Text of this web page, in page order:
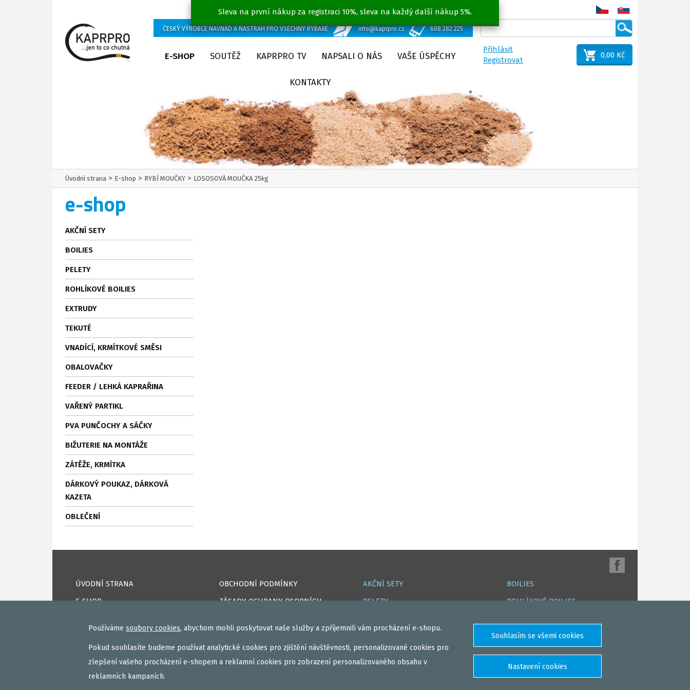
Sleva na první nákup za registraci 10%, sleva na každý další nákup 5%.
ČESKÝ VÝROBCE NÁVNAD A NÁSTRAH PRO VŠECHNY RYBÁŘE info@kaprpro.cz 608 282 225
E-SHOP SOUTĚŽ KAPRPRO TV NAPSALI O NÁS VAŠE ÚSPĚCHY
KONTAKTY
Přihlásit
Registrovat
0,00 Kč
Úvodní strana > E-shop > RYBÍ MOUČKY > LOSOSOVÁ MOUČKA 25kg
e-shop
AKČNÍ SETY
BOILIES
PELETY
ROHLÍKOVÉ BOILIES
EXTRUDY
TEKUTÉ
VNADÍCÍ, KRMÍTKOVÉ SMĚSI
OBALOVAČKY
FEEDER / LEHKÁ KAPRAŘINA
VAŘENÝ PARTIKL
PVA PUNČOCHY A SÁČKY
BIŽUTERIE NA MONTÁŽE
ZÁTĚŽE, KRMÍTKA
DÁRKOVÝ POUKAZ, DÁRKOVÁ
KAZETA
OBLEČENÍ
ÚVODNÍ STRANA
E-SHOP
VAŠE ÚSPĚCHY
OBCHODNÍ PODMÍNKY
ZÁSADY OCHRANY OSOBNÍCH
COOKIES
DOPRAVA
PŘIHLÁSIT
AKČNÍ SETY
PELETY
FEEDER / LEHKÁ KAPRAŘINA
BOILIES
ROHLÍKOVÉ BOILIES
OBALOVAČKY
VAŘENÝ PARTIKL
BIŽUTERIE NA MONTÁŽE
Používáme soubory cookies, abychom mohli poskytovat naše služby a zpříjemnili vám procházení e-shopu.
Pokud souhlasíte budeme používat analytické cookies pro zjištění návštěvnosti, personalizované cookies pro
zlepšení vašeho procházení e-shopem a reklamní cookies pro zobrazení personalizovaného obsahu v
reklamních kampaních.